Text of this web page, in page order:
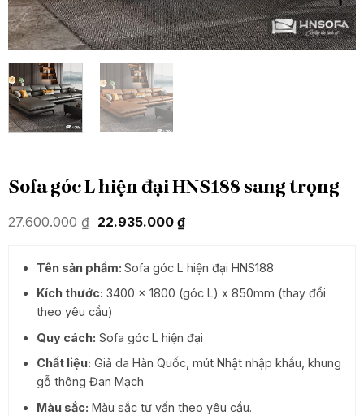
Sofa góc L hiện đại HNS188 sang trọng
27.600.000₫ Giá
27.600.000 ₫.
22.935.000 ₫Giá
hiện
là:
22.935.000 ₫.
Tên sản phẩm: Sofa góc L hiện đại HNS188
Kích thước: 3400 x 1800 (góc L) x 850mm (thay đổi
theo yêu cầu)
Quy cách: Sofa góc L hiện đại
Chất liệu: Giả da Hàn Quốc, mút Nhật nhập khẩu, khung
gỗ thông Đan Mạch
Màu sắc: Màu sắc tư vấn theo yêu cầu.